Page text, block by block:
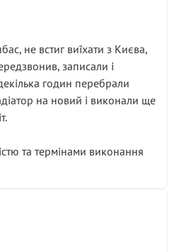
не встиг виїхати з Києва,
записали і
годин перебрали
на новий і виконали ще
та термінами виконання